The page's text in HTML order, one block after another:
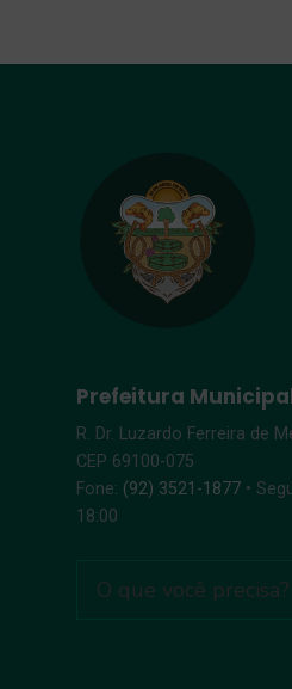
Prefeitura
R. Dr. Luzardo Ferreira de
CEP 69100-075
Fone: (92) 3521-1877 •
18:00